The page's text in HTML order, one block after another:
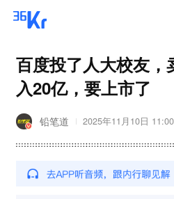
百度投了人大校友，
入20亿，要上市了
铅笔道 2025年11月10日 11:00